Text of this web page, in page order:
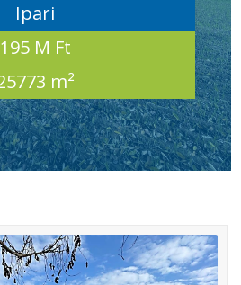
Ipari
195 M Ft
m²